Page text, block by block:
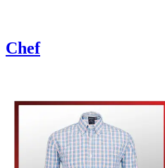
Chef